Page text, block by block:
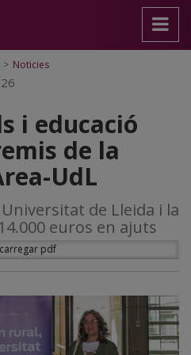
> Noticies
i educació
de la
UdL
de Lleida i la
euros en ajuts
pdf